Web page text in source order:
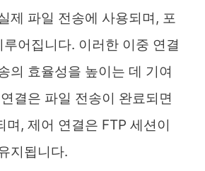
제 파일 전송에 사용되며, 포
어집니다. 이러한 이중 연결
의 효율성을 높이는 데 기여
결은 파일 전송이 완료되면
며, 제어 연결은 FTP 세션이
지됩니다.